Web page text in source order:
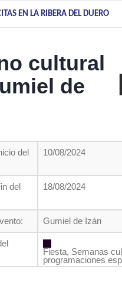
EN LA RIBERA DEL DUERO
cultural
de
del
10/08/2024
del
18/08/2024
Gumiel de Izán
Fiesta, Semanas
programaciones